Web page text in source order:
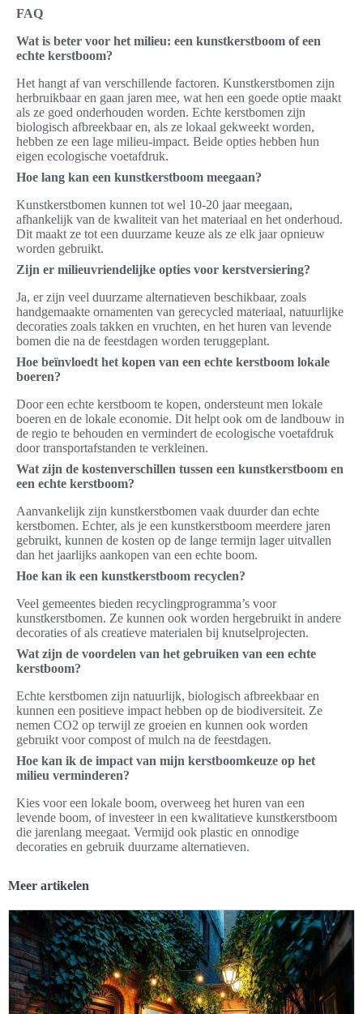
FAQ
Wat is beter voor het milieu: een kunstkerstboom of een
echte kerstboom?
Het hangt af van verschillende factoren. Kunstkerstbomen zijn
herbruikbaar en gaan jaren mee, wat hen een goede optie maakt
als ze goed onderhouden worden. Echte kerstbomen zijn
biologisch afbreekbaar en, als ze lokaal gekweekt worden,
hebben ze een lage milieu-impact. Beide opties hebben hun
eigen ecologische voetafdruk.
Hoe lang kan een kunstkerstboom meegaan?
Kunstkerstbomen kunnen tot wel 10-20 jaar meegaan,
afhankelijk van de kwaliteit van het materiaal en het onderhoud.
Dit maakt ze tot een duurzame keuze als ze elk jaar opnieuw
worden gebruikt.
Zijn er milieuvriendelijke opties voor kerstversiering?
Ja, er zijn veel duurzame alternatieven beschikbaar, zoals
handgemaakte ornamenten van gerecycled materiaal, natuurlijke
decoraties zoals takken en vruchten, en het huren van levende
bomen die na de feestdagen worden teruggeplant.
Hoe beïnvloedt het kopen van een echte kerstboom lokale
boeren?
Door een echte kerstboom te kopen, ondersteunt men lokale
boeren en de lokale economie. Dit helpt ook om de landbouw in
de regio te behouden en vermindert de ecologische voetafdruk
door transportafstanden te verkleinen.
Wat zijn de kostenverschillen tussen een kunstkerstboom en
een echte kerstboom?
Aanvankelijk zijn kunstkerstbomen vaak duurder dan echte
kerstbomen. Echter, als je een kunstkerstboom meerdere jaren
gebruikt, kunnen de kosten op de lange termijn lager uitvallen
dan het jaarlijks aankopen van een echte boom.
Hoe kan ik een kunstkerstboom recyclen?
Veel gemeentes bieden recyclingprogramma’s voor
kunstkerstbomen. Ze kunnen ook worden hergebruikt in andere
decoraties of als creatieve materialen bij knutselprojecten.
Wat zijn de voordelen van het gebruiken van een echte
kerstboom?
Echte kerstbomen zijn natuurlijk, biologisch afbreekbaar en
kunnen een positieve impact hebben op de biodiversiteit. Ze
nemen CO2 op terwijl ze groeien en kunnen ook worden
gebruikt voor compost of mulch na de feestdagen.
Hoe kan ik de impact van mijn kerstboomkeuze op het
milieu verminderen?
Kies voor een lokale boom, overweeg het huren van een
levende boom, of investeer in een kwalitatieve kunstkerstboom
die jarenlang meegaat. Vermijd ook plastic en onnodige
decoraties en gebruik duurzame alternatieven.
Meer artikelen